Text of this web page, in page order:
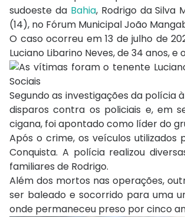
sudoeste da Bahia, Rodrigo da Silva
(14), no Fórum Municipal João
O caso ocorreu em 13 de julho de
Luciano Libarino Neves, de 34 anos, e
Segundo as investigações da polícia
disparos contra os policiais e, em
cigana, foi apontado como líder do
Após o crime, os veículos
Conquista. A polícia realizou
familiares de Rodrigo.
Além dos mortos nas operações,
ser baleado e socorrido para uma
onde permaneceu preso por cinco